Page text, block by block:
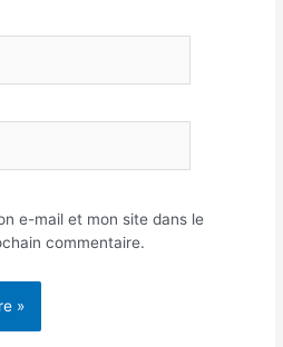
e-mail et mon site dans le
commentaire.